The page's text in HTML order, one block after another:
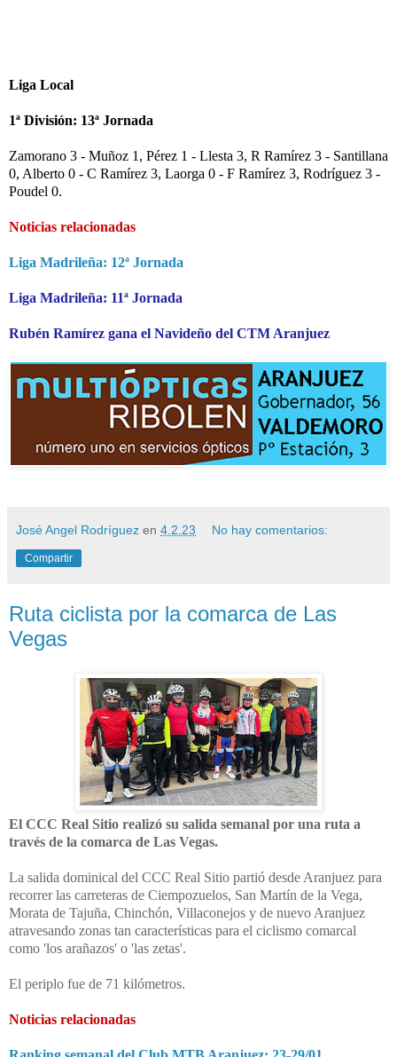
Liga Local
1ª División: 13ª Jornada
Zamorano 3 - Muñoz 1, Pérez 1 - Llesta 3, R Ramírez 3 - Santillana
0, Alberto 0 - C Ramírez 3, Laorga 0 - F Ramírez 3, Rodríguez 3 -
Poudel 0.
Noticias relacionadas
Liga Madrileña: 12ª Jornada
Liga Madrileña: 11ª Jornada
Rubén Ramírez gana el Navideño del CTM Aranjuez
José Angel Rodríguez en 4.2.23 No hay comentarios:
Compartir
Ruta ciclista por la comarca de Las
Vegas
El CCC Real Sitio realizó su salida semanal por una ruta a
través de la comarca de Las Vegas.
La salida dominical del CCC Real Sitio partió desde Aranjuez para
recorrer las carreteras de Ciempozuelos, San Martín de la Vega,
Morata de Tajuña, Chinchón, Villaconejos y de nuevo Aranjuez
atravesando zonas tan características para el ciclismo comarcal
como 'los arañazos' o 'las zetas'.
El periplo fue de 71 kilómetros.
Noticias relacionadas